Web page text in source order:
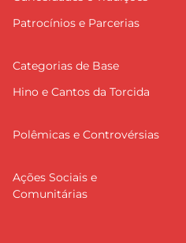
Patrocínios e Parcerias
Categorias de Base
Hino e Cantos da Torcida
Polêmicas e Controvérsias
Ações Sociais e
Comunitárias